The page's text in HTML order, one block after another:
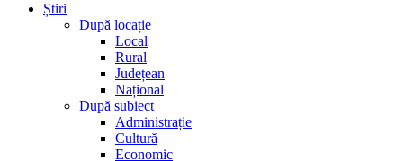
Știri
După locație
Local
Rural
Județean
Național
După subiect
Administrație
Cultură
Economic